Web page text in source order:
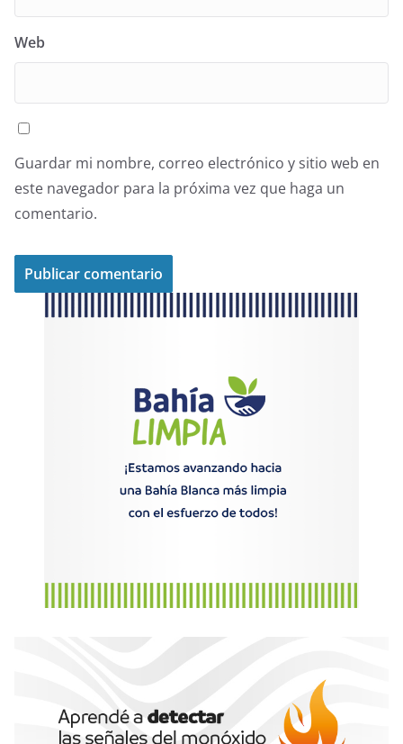
Web
Guardar mi nombre, correo electrónico y sitio web en
este navegador para la próxima vez que haga un
comentario.